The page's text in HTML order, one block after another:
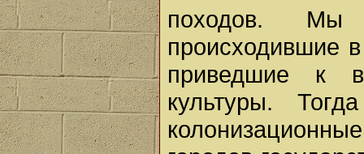
походов. Мы
происходившие
приведшие к
культуры.